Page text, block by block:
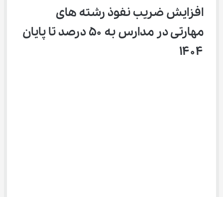
افزایش ضریب نفوذ رشته ‌های
مهارتی در مدارس به ۵۰ درصد تا پایان
۱۴۰۴